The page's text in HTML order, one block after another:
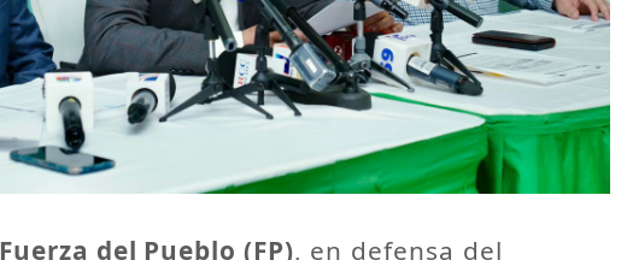
Fuerza del Pueblo (FP), en defensa del